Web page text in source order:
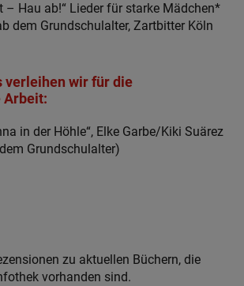
– Hau ab!“ Lieder für starke Mädchen*
dem Grundschulalter, Zartbitter Köln
verleihen wir für die
Arbeit:
in der Höhle“, Elke Garbe/Kiki Suärez
Grundschulalter)
zu aktuellen Büchern, die
vorhanden sind.